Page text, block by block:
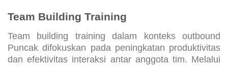
Team Building Training
Team building training dalam konteks outbound
Puncak difokuskan pada peningkatan produktivitas
dan efektivitas interaksi antar anggota tim. Melalui